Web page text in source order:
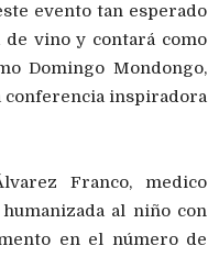
evento tan esperado
de vino y contará como
Domingo Mondongo,
conferencia inspiradora
Franco, medico
al niño con
en el número de